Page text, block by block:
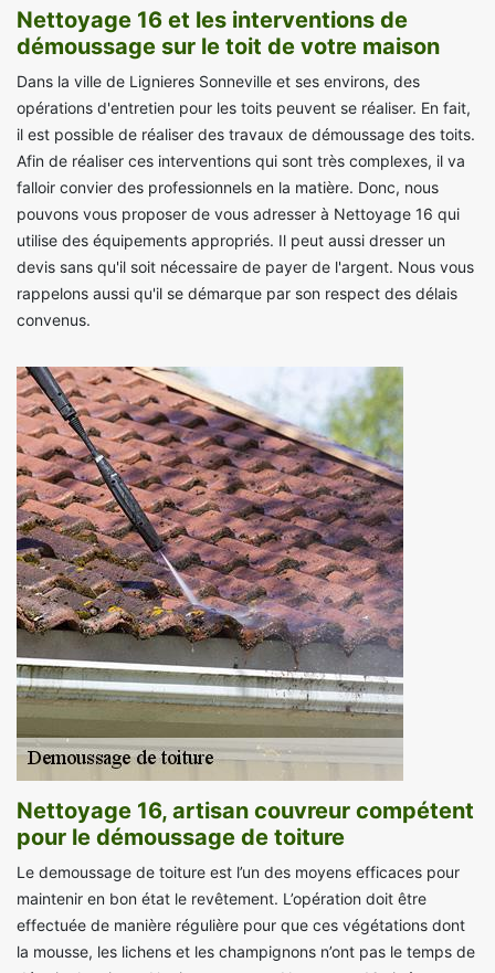
Nettoyage 16 et les interventions de
démoussage sur le toit de votre maison
Dans la ville de Lignieres Sonneville et ses environs, des
opérations d'entretien pour les toits peuvent se réaliser. En fait,
il est possible de réaliser des travaux de démoussage des toits.
Afin de réaliser ces interventions qui sont très complexes, il va
falloir convier des professionnels en la matière. Donc, nous
pouvons vous proposer de vous adresser à Nettoyage 16 qui
utilise des équipements appropriés. Il peut aussi dresser un
devis sans qu'il soit nécessaire de payer de l'argent. Nous vous
rappelons aussi qu'il se démarque par son respect des délais
convenus.
Nettoyage 16, artisan couvreur compétent
pour le démoussage de toiture
Le demoussage de toiture est l’un des moyens efficaces pour
maintenir en bon état le revêtement. L’opération doit être
effectuée de manière régulière pour que ces végétations dont
la mousse, les lichens et les champignons n’ont pas le temps de